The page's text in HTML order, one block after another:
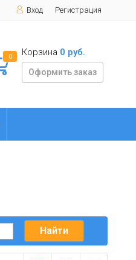
Вход Регистрация
0 Корзина 0 руб.
Оформить заказ